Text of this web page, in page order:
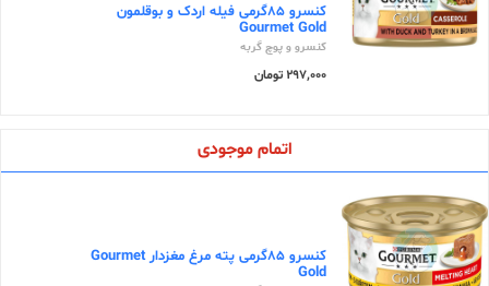
کنسرو 85گرمی فیله اردک و بوقلمون
Gourmet Gold
کنسرو و پوچ گربه
297,000 تومان
اتمام موجودی
کنسرو 85گرمی پته مرغ مغزدار Gourmet
Gold